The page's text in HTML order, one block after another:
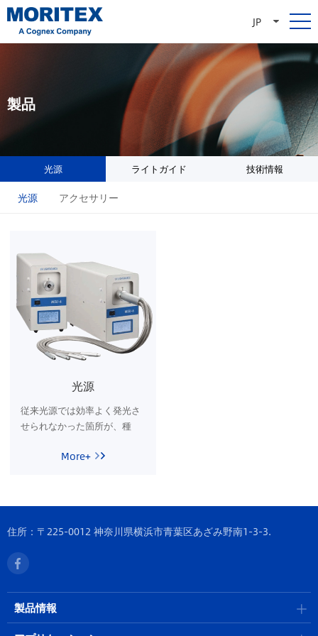
JP
製品
光源 ライトガイド 技術情報
光源 アクセサリー
光源
従来光源では効率よく発光さ
せられなかった箇所が、種
ァイバ・光源の組み合わせに
More+
住所：〒225-0012 神奈川県横浜市青葉区あざみ野南1-3-3.
製品情報